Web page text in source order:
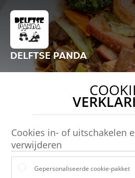
DELFTSE PANDA
Cookies in- of uitschakelen
verwijderen
Gepersonaliseerde cookie-pakket